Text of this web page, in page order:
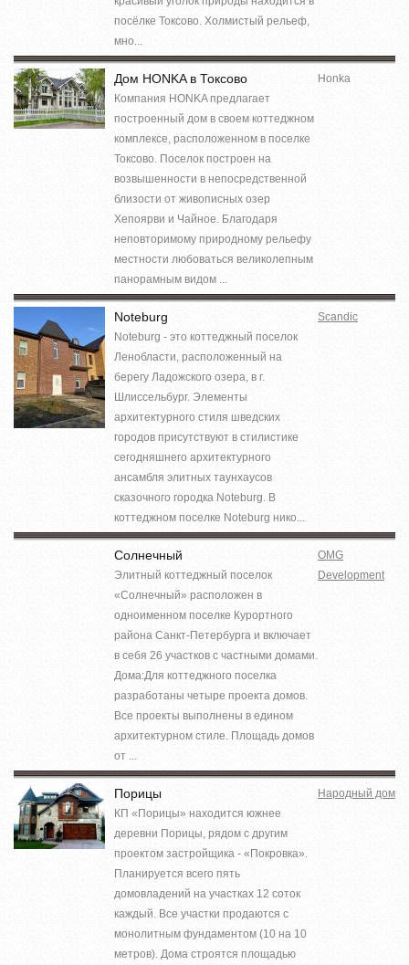
посёлке Токсово. Холмистый рельеф,
мно...
Дом HONKA в Токсово
Компания HONKA предлагает
построенный дом в своем коттеджном
комплексе, расположенном в поселке
Токсово. Поселок построен на
возвышенности в непосредственной
близости от живописных озер
Хепоярви и Чайное. Благодаря
неповторимому природному рельефу
местности любоваться великолепным
панорамным видом ...
Honka
Noteburg
Noteburg - это коттеджный поселок
Ленобласти, расположенный на
берегу Ладожского озера, в г.
Шлиссельбург. Элементы
архитектурного стиля шведских
городов присутствуют в стилистике
сегодняшнего архитектурного
ансамбля элитных таунхаусов
сказочного городка Noteburg. В
коттеджном поселке Noteburg нико...
Scandic
Солнечный
Элитный коттеджный поселок
«Солнечный» расположен в
одноименном поселке Курортного
района Санкт-Петербурга и включает
в себя 26 участков с частными домами.
Дома:Для коттеджного поселка
разработаны четыре проекта домов.
Все проекты выполнены в едином
архитектурном стиле. Площадь домов
от ...
OMG
Development
Порицы
КП «Порицы» находится южнее
деревни Порицы, рядом с другим
проектом застройщика - «Покровка».
Планируется всего пять
домовладений на участках 12 соток
каждый. Все участки продаются с
монолитным фундаментом (10 на 10
метров). Дома строятся площадью
Народный дом